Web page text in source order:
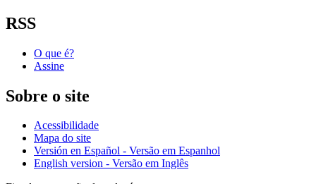
RSS
O que é?
Assine
Sobre o site
Acessibilidade
Mapa do site
Versión en Español - Versão em Espanhol
English version - Versão em Inglês